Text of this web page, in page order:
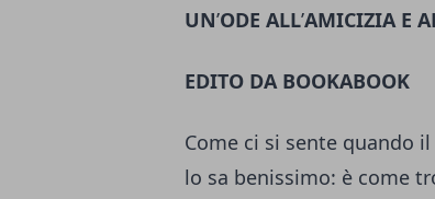
UN’ODE ALL’AMICIZIA E
EDITO DA BOOKABOOK
Come ci si sente quando
lo sa benissimo: è come